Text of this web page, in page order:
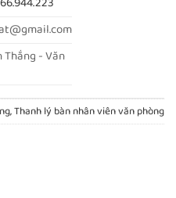
- Văn
,Thanh lý bàn nhân viên văn phòng